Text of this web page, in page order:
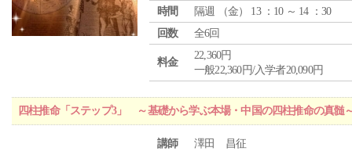
時間
隔週 （金） 13 ：10 ～ 14 ：30
回数
全6回
料金
22,360円
一般22,360円/入学者20,090円
四柱推命「ステップ3」 ～基礎から学ぶ本場・中国の四柱推命の真髄
講師 澤田 昌征